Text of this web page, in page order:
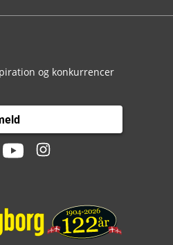
og konkurrencer